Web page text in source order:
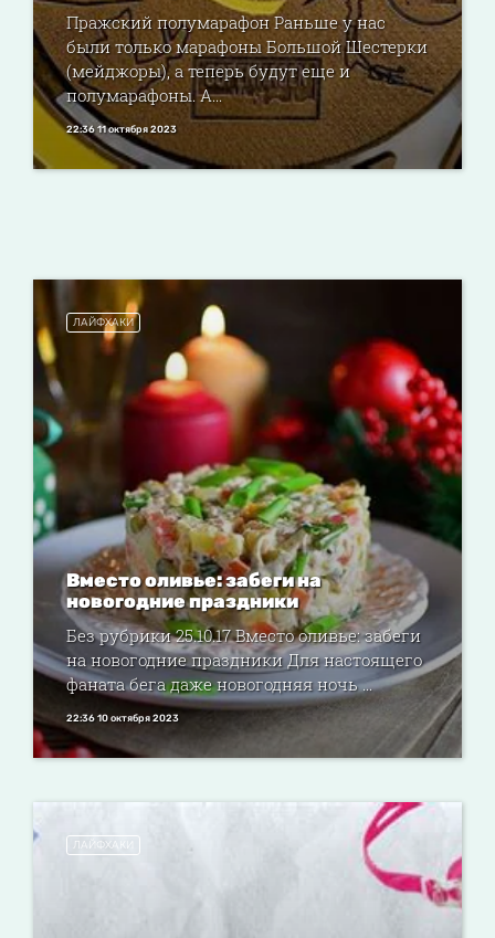
Пражский полумарафон Раньше у нас
были только марафоны Большой Шестерки
(мейджоры), а теперь будут еще и
полумарафоны. А...
22:36 11 октября 2023
ЛАЙФХАКИ
Вместо оливье: забеги на
новогодние праздники
Без рубрики 25.10.17 Вместо оливье: забеги
на новогодние праздники Для настоящего
фаната бега даже новогодняя ночь ...
22:36 10 октября 2023
ЛАЙФХАКИ